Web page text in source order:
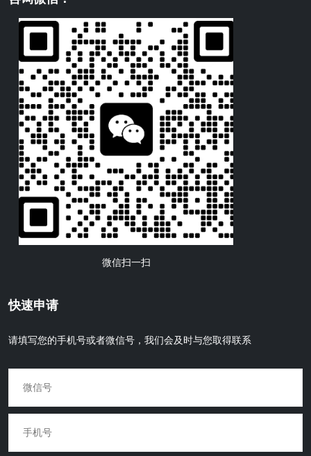
微信扫一扫
快速申请
请填写您的手机号或者微信号，我们会及时与您取得联系